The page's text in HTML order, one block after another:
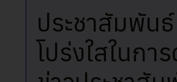
ประชาสัมพัน
โปร่งใสในกา